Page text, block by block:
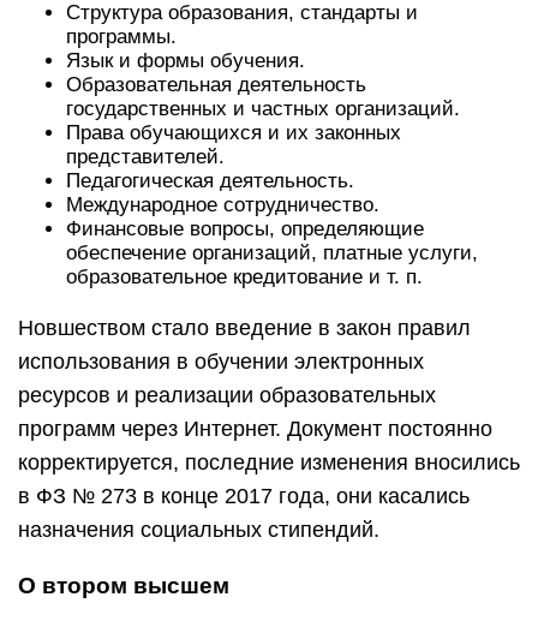
Структура образования, стандарты и
программы.
Язык и формы обучения.
Образовательная деятельность
государственных и частных организаций.
Права обучающихся и их законных
представителей.
Педагогическая деятельность.
Международное сотрудничество.
Финансовые вопросы, определяющие
обеспечение организаций, платные услуги,
образовательное кредитование и т. п.
Новшеством стало введение в закон правил
использования в обучении электронных
ресурсов и реализации образовательных
программ через Интернет. Документ постоянно
корректируется, последние изменения вносились
в ФЗ № 273 в конце 2017 года, они касались
назначения социальных стипендий.
О втором высшем